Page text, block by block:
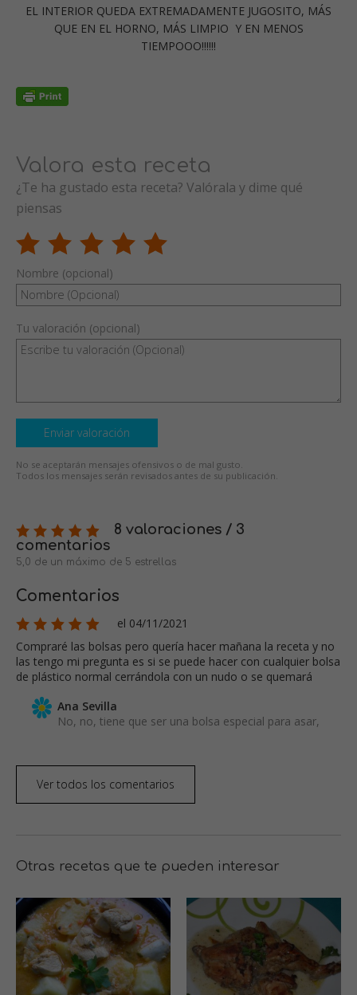
EL INTERIOR QUEDA EXTREMADAMENTE JUGOSITO, MÁS
QUE EN EL HORNO, MÁS LIMPIO Y EN MENOS
TIEMPOOO!!!!!!
Valora esta receta
¿Te ha gustado esta receta? Valórala y dime qué
piensas
Nombre (opcional)
Tu valoración (opcional)
Enviar valoración
No se aceptarán mensajes ofensivos o de mal gusto.
Todos los mensajes serán revisados antes de su publicación.
8 valoraciones / 3
comentarios
5,0 de un máximo de 5 estrellas
Comentarios
el 04/11/2021
Compraré las bolsas pero quería hacer mañana la receta y no
las tengo mi pregunta es si se puede hacer con cualquier bolsa
de plástico normal cerrándola con un nudo o se quemará
Ana Sevilla
No, no, tiene que ser una bolsa especial para asar,
Ver todos los comentarios
Otras recetas que te pueden interesar